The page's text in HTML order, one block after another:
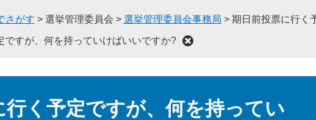
さがす > 選挙管理委員会 > 選挙管理委員会事務局 > 期日前投票に行く
ですが、何を持っていけばいいですか?
行く予定ですが、何を持ってい